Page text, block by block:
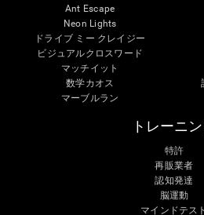
Ant Escape
Neon Lights
ドライブ ミー クレイジー
ビジュアルクロスワード
マッチイット
数学カオス
マーブルラン
トレーニ
特許
再販業者
認知発達
脳運動
マインドテスト